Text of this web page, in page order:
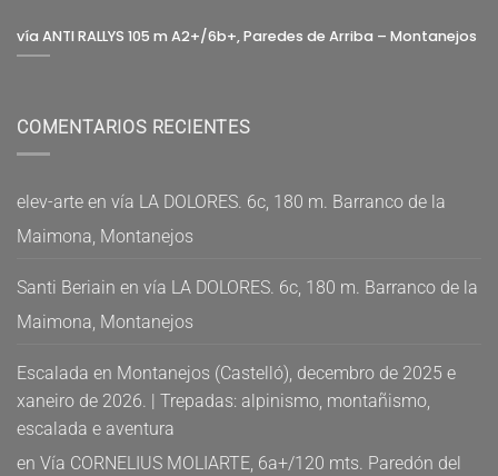
vía ANTI RALLYS 105 m A2+/6b+, Paredes de Arriba – Montanejos
COMENTARIOS RECIENTES
elev-arte en vía LA DOLORES. 6c, 180 m. Barranco de la
Maimona, Montanejos
Santi Beriain en vía LA DOLORES. 6c, 180 m. Barranco de la
Maimona, Montanejos
Escalada en Montanejos (Castelló), decembro de 2025 e
xaneiro de 2026. | Trepadas: alpinismo, montañismo,
escalada e aventura
en Vía CORNELIUS MOLIARTE, 6a+/120 mts. Paredón del